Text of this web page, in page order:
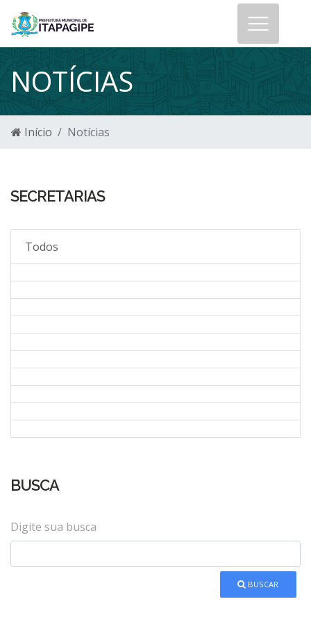
NOTÍCIAS
Início Notícias
SECRETARIAS
Todos
BUSCA
Digite sua busca
BUSCAR